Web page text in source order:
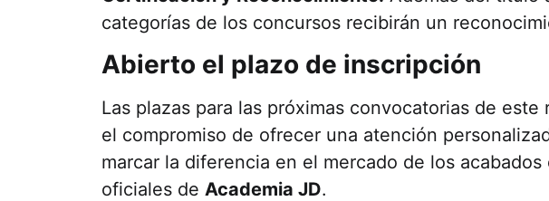
categorías de los concursos recibirán un
Abierto el plazo de inscripción
Las plazas para las próximas convocatorias de
el compromiso de ofrecer una atención
marcar la diferencia en el mercado de los
oficiales de Academia JD.